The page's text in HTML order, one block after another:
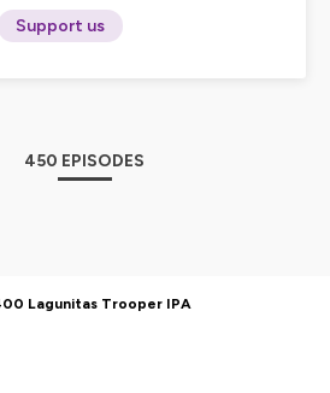
Support us
450 EPISODES
Lagunitas Trooper IPA